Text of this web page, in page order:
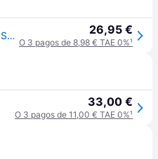
Vaginapumpe Bad Kitty Pussy Sucker Schwarz 26,95 €
O 3 pagos de 8,98 € TAE 0%¹
33,00 €
O 3 pagos de 11,00 € TAE 0%¹